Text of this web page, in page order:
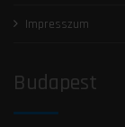
Impresszum
Budapest